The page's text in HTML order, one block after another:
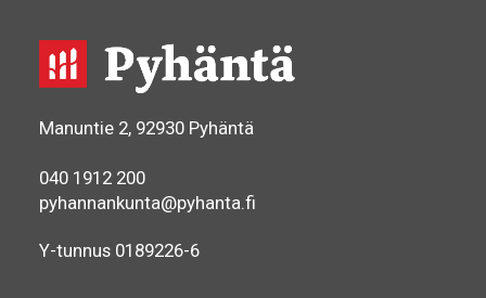
Manuntie 2, 92930 Pyhäntä
040 1912 200
pyhannankunta@pyhanta.fi
Y-tunnus 0189226-6